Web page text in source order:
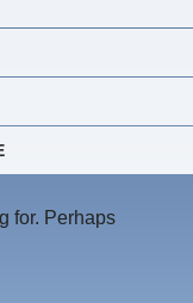
for. Perhaps